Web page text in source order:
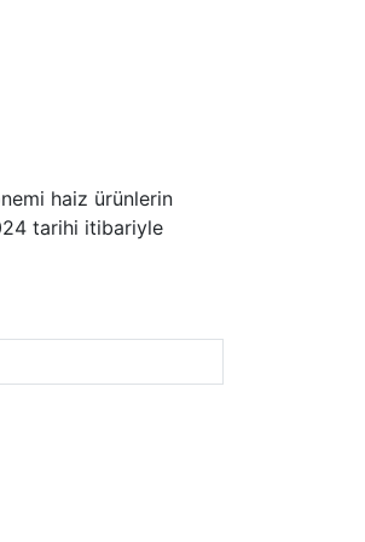
haiz ürünlerin
tarihi itibariyle